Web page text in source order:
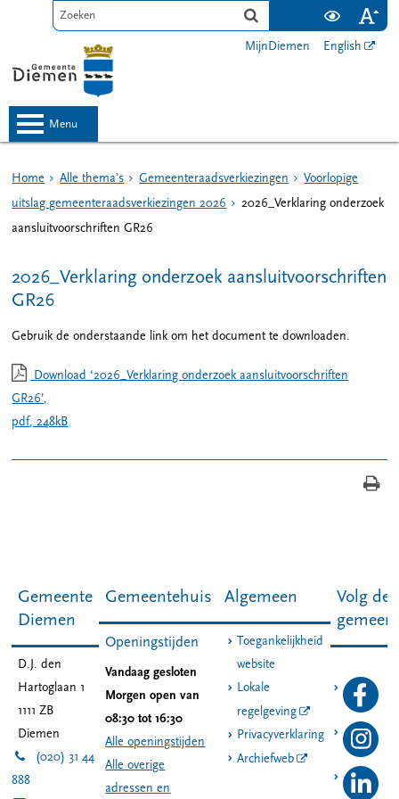
MijnDiemen English
menu
Home Alle thema's Gemeenteraadsverkiezingen
Voorlopige
uitslag gemeenteraadsverkiezingen 2026
2026_Verklaring onderzoek
aansluitvoorschriften GR26
2026_Verklaring onderzoek aansluitvoorschriften
GR26
Gebruik de onderstaande link om het document te downloaden.
Download ‘2026_Verklaring onderzoek aansluitvoorschriften
GR26’,
pdf, 248kB
Gemeente
Diemen
D.J. den
Hartoglaan 1
1111 ZB
Diemen
(020) 31 44
888
Gemeentehuis
Openingstijden
Vandaag gesloten
Morgen open van
08:30 tot 16:30
Alle openingstijden
Alle overige
adressen en
Algemeen
Toegankelijkheid
website
Lokale
regelgeving
Privacyverklaring
Archiefweb
Volg de